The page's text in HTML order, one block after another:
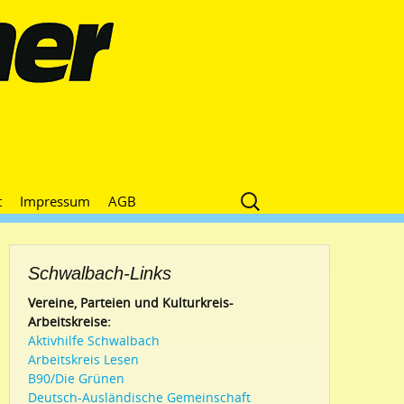
Impressum AGB
Suche
nach:
Schwalbach-Links
Vereine, Parteien und Kulturkreis-
Arbeitskreise:
Aktivhilfe Schwalbach
Arbeitskreis Lesen
B90/Die Grünen
Deutsch-Ausländische Gemeinschaft